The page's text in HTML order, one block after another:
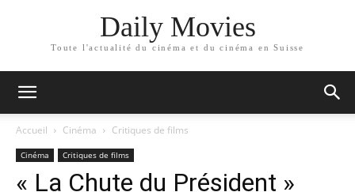
Daily Movies
Toute l'actualité du cinéma et du cinéma en Suisse
Accueil Cinéma Critiques de films
Cinéma Critiques de films
« La Chute du Président »